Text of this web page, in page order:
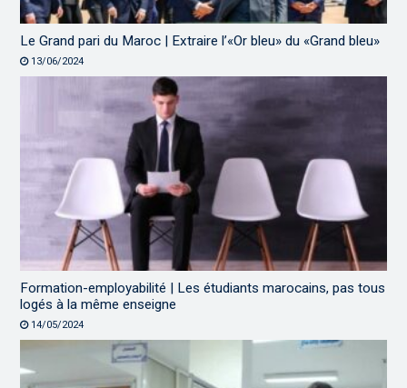
Le Grand pari du Maroc | Extraire l’«Or bleu» du «Grand bleu»
13/06/2024
Formation-employabilité | Les étudiants marocains, pas tous
logés à la même enseigne
14/05/2024